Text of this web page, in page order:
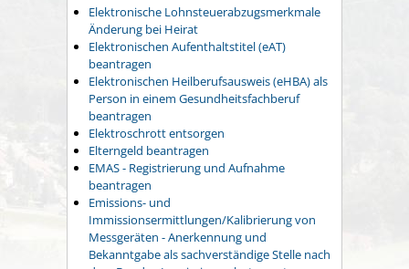
Elektronische Lohnsteuerabzugsmerkmale
Änderung bei Heirat
Elektronischen Aufenthaltstitel (eAT)
beantragen
Elektronischen Heilberufsausweis (eHBA) als
Person in einem Gesundheitsfachberuf
beantragen
Elektroschrott entsorgen
Elterngeld beantragen
EMAS - Registrierung und Aufnahme
beantragen
Emissions- und
Immissionsermittlungen/Kalibrierung von
Messgeräten - Anerkennung und
Bekanntgabe als sachverständige Stelle nach